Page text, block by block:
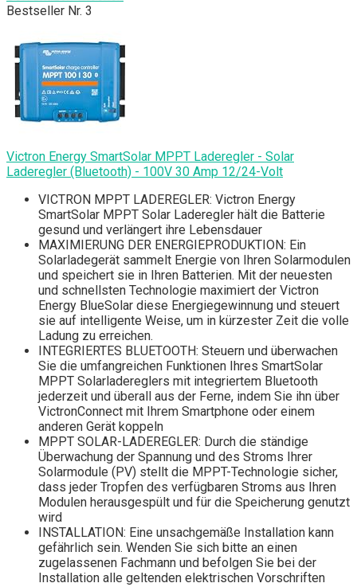
Bestseller Nr. 3
Victron Energy SmartSolar MPPT Laderegler - Solar
Laderegler (Bluetooth) - 100V 30 Amp 12/24-Volt
VICTRON MPPT LADEREGLER: Victron Energy
SmartSolar MPPT Solar Laderegler hält die Batterie
gesund und verlängert ihre Lebensdauer
MAXIMIERUNG DER ENERGIEPRODUKTION: Ein
Solarladegerät sammelt Energie von Ihren Solarmodulen
und speichert sie in Ihren Batterien. Mit der neuesten
und schnellsten Technologie maximiert der Victron
Energy BlueSolar diese Energiegewinnung und steuert
sie auf intelligente Weise, um in kürzester Zeit die volle
Ladung zu erreichen.
INTEGRIERTES BLUETOOTH: Steuern und überwachen
Sie die umfangreichen Funktionen Ihres SmartSolar
MPPT Solarladereglers mit integriertem Bluetooth
jederzeit und überall aus der Ferne, indem Sie ihn über
VictronConnect mit Ihrem Smartphone oder einem
anderen Gerät koppeln
MPPT SOLAR-LADEREGLER: Durch die ständige
Überwachung der Spannung und des Stroms Ihrer
Solarmodule (PV) stellt die MPPT-Technologie sicher,
dass jeder Tropfen des verfügbaren Stroms aus Ihren
Modulen herausgespült und für die Speicherung genutzt
wird
INSTALLATION: Eine unsachgemäße Installation kann
gefährlich sein. Wenden Sie sich bitte an einen
zugelassenen Fachmann und befolgen Sie bei der
Installation alle geltenden elektrischen Vorschriften